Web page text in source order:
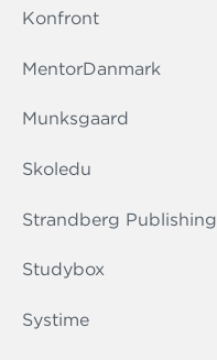
Konfront
MentorDanmark
Munksgaard
Skoledu
Strandberg Publishing
Studybox
Systime